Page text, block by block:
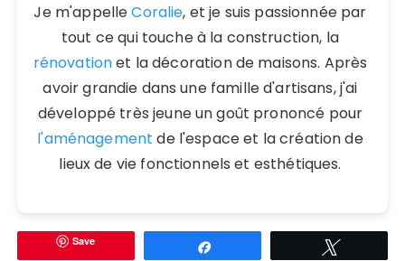
Je m'appelleCoralie, et je suis passionnée par
tout ce qui touche à la construction, la
rénovationet la décoration de maisons. Après
avoir grandie dans une famille d'artisans, j'ai
développé très jeune un goût prononcé pour
l'aménagement de l'espace et la création de
lieux de vie fonctionnels et esthétiques.
Save